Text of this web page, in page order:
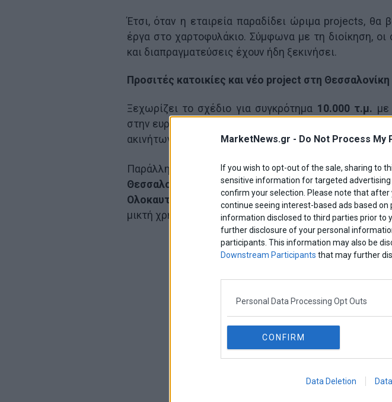
MarketNews.gr - Do Not Process My
If you wish to opt-out of the sale, sharing to
sensitive information for targeted
confirm your selection. Please note that
continue seeing interest-based ads based
information disclosed to third parties prior to
further disclosure of your personal
participants. This information may also be
Downstream Participants that may further
Personal Data Processing Opt Outs
CONFIRM
Data Deletion
Έτσι, όταν η εταιρεία παραδίδει ώριμα projects, θα
έργα στο χαρτοφυλάκιο. Σύμφωνα με τη διοίκηση, οι
και διαπραγματεύσεις έχουν ήδη ξεκινήσει.
Προσιτές κατοικίες και νέο project στη Θεσσαλονίκη
Ξεχωρίζει το σχέδιο για συγκρότημα 10.000 τ.μ.
στην ευρύτερη περιοχή της
ακινήτων και τράπεζες. Άρα, το project προχωρά σε
Παράλληλα, η Dimand εξετάζει ακόμη ένα
Θεσσαλονίκη
. Το ακίνητο βρίσκεται
Ολοκαυτώματος
και στο Hub 26. Σύμφωνα με τον
μικτή χρήση με γραφεία και καταστήματα.